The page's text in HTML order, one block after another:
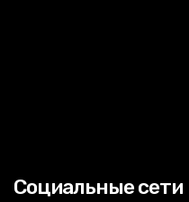
Социальные сети